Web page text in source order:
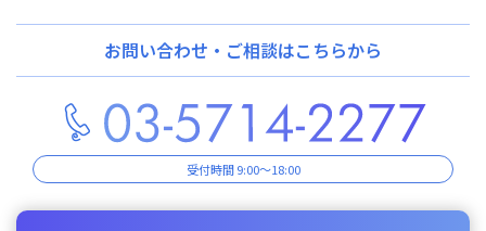
お問い合わせ・ご相談はこちらから
受付時間 9:00～18:00